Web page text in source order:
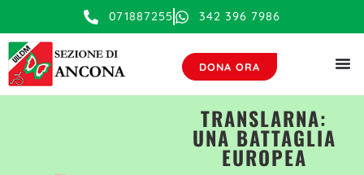
071887255 342 396 7986
DONA ORA
TRANSLARNA:
UNA BATTAGLIA
EUROPEA